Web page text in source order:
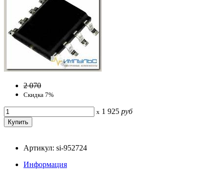
2 070
Скидка 7%
x 1 925 руб
Артикул: si-952724
Информация